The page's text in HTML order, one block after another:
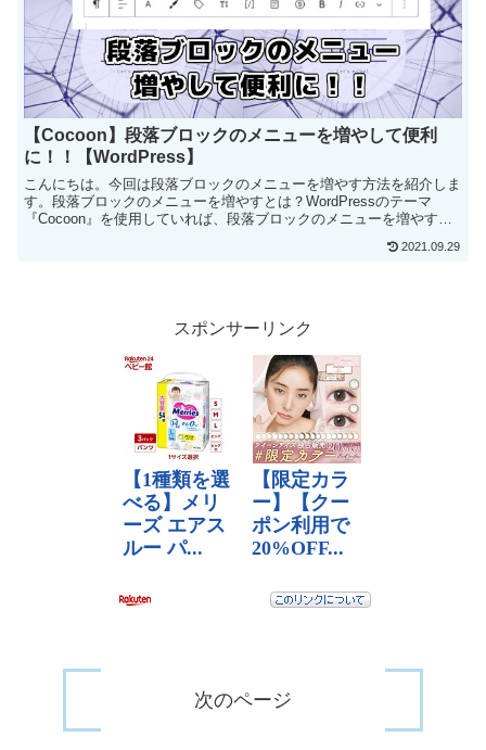
【Cocoon】段落ブロックのメニューを増やして便利
に！！【WordPress】
こんにちは。今回は段落ブロックのメニューを増やす方法を紹介しま
す。段落ブロックのメニューを増やすとは？WordPressのテーマ
『Cocoon』を使用していれば、段落ブロックのメニューを増やすこ
2021.09.29
スポンサーリンク
次のページ